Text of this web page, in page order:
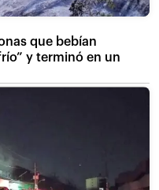
que bebían
y terminó en un